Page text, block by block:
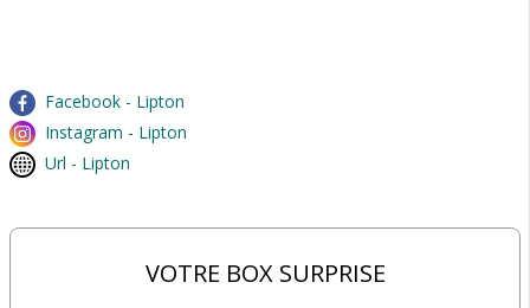
Facebook - Lipton
Instagram - Lipton
Url - Lipton
VOTRE BOX SURPRISE